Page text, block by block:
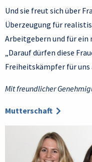
Und sie freut sich über
Überzeugung für
Arbeitgebern und für ein
„Darauf dürfen diese
Freiheitskämpfer für uns
Mit freundlicher
Mutterschaft